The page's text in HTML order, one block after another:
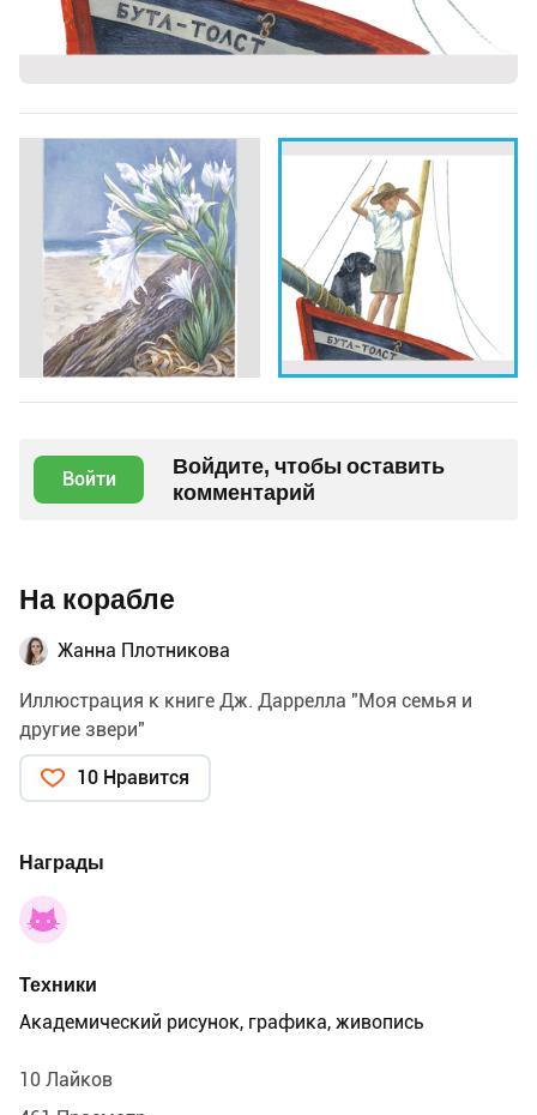
Войти
Войдите, чтобы оставить
комментарий
На корабле
Жанна Плотникова
Иллюстрация к книге Дж. Даррелла "Моя семья и
другие звери"
10 Нравится
Награды
Техники
Академический рисунок, графика, живопись
10 Лайков